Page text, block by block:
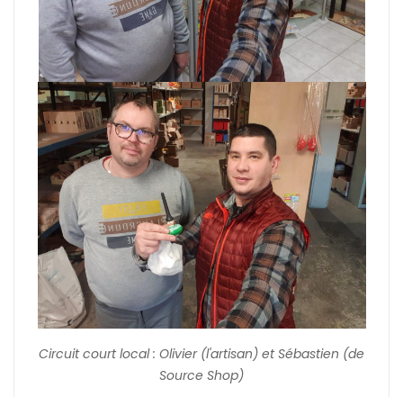
Circuit court local : Olivier (l'artisan) et Sébastien (de
Source Shop)